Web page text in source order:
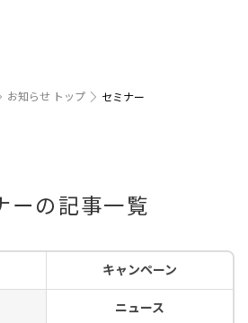
お知らせ トップ セミナー
ーの記事一覧
キャンペーン
ニュース